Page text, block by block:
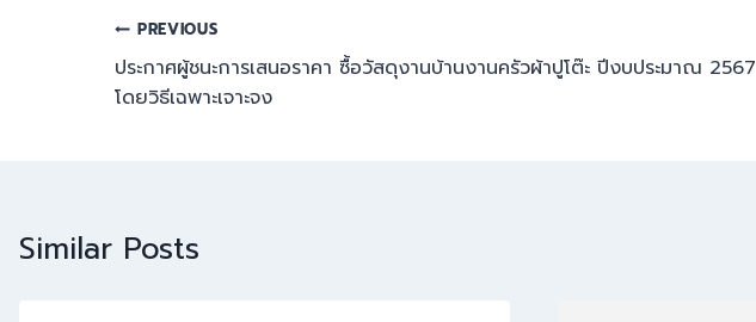
PREVIOUS
ประกาศผู้ชนะการเสนอราคา ซื้อวัสดุงานบ้านงานครัวผ้าปูโต๊ะ ปีงบประมาณ 2567
โดยวิธีเฉพาะเจาะจง
Similar Posts